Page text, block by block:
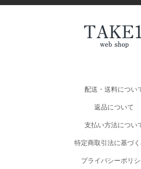
配送・送料につい
返品について
支払い方法につい
特定商取引法に基づ
プライバシーポリ